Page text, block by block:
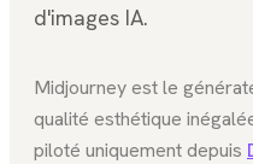
d'images IA.
Midjourney est le
qualité esthétique
piloté uniquement depuis